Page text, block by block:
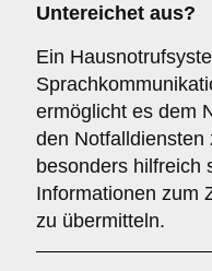
Untereichet aus?
Ein
ermöglicht es dem
den Notfalldiensten
besonders hilfreich
Informationen zum
zu übermitteln.